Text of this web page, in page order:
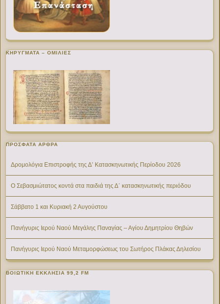
ΚΗΡΥΓΜΑΤΑ – ΟΜΙΛΙΕΣ
ΠΡΌΣΦΑΤΑ ΆΡΘΡΑ
Δρομολόγια Επιστροφής της Δ’ Κατασκηνωτικής Περίοδου 2026
Ο Σεβασμιώτατος κοντά στα παιδιά της Δ΄ κατασκηνωτικής περιόδου
Σάββατο 1 και Κυριακή 2 Αυγούστου
Πανήγυρις Ιερού Ναού Μεγάλης Παναγίας – Αγίου Δημητρίου Θηβών
Πανήγυρις Ιερού Ναού Μεταμορφώσεως του Σωτήρος Πλάκας Δηλεσίου
ΒΟΙΩΤΙΚΉ ΕΚΚΛΗΣΊΑ 99,2 FM